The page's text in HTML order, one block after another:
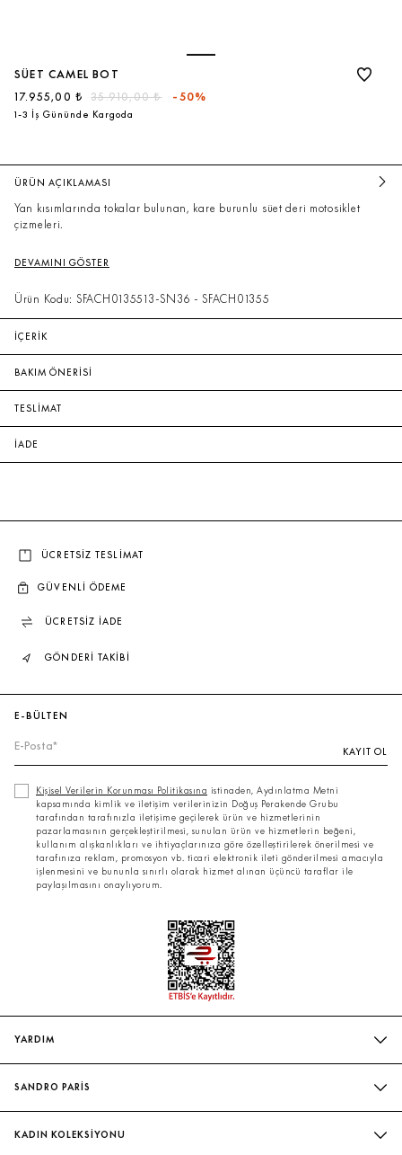
SÜET CAMEL BOT
35.910,00 ₺
17.955,00 ₺ -50%
1-3 İş Gününde Kargoda
ÜRÜN AÇIKLAMASI
Yan kısımlarında tokalar bulunan, kare burunlu süet deri motosiklet
çizmeleri.
DEVAMINI GÖSTER
Ürün Kodu: SFACH0135513-SN36 - SFACH01355
İÇERİK
BAKIM ÖNERİSİ
TESLİMAT
İADE
ÜCRETSİZ TESLİMAT
GÜVENLİ ÖDEME
ÜCRETSİZ İADE
GÖNDERİ TAKİBİ
E-BÜLTEN
KAYIT OL
Kişisel Verilerin Korunması Politikasına istinaden, Aydınlatma Metni
kapsamında kimlik ve iletişim verilerinizin Doğuş Perakende Grubu
tarafından tarafınızla iletişime geçilerek ürün ve hizmetlerinin
pazarlamasının gerçekleştirilmesi, sunulan ürün ve hizmetlerin beğeni,
kullanım alışkanlıkları ve ihtiyaçlarınıza göre özelleştirilerek önerilmesi ve
tarafınıza reklam, promosyon vb. ticari elektronik ileti gönderilmesi amacıyla
işlenmesini ve bununla sınırlı olarak hizmet alınan üçüncü taraflar ile
paylaşılmasını onaylıyorum.
YARDIM
SANDRO PARİS
KADIN KOLEKSİYONU